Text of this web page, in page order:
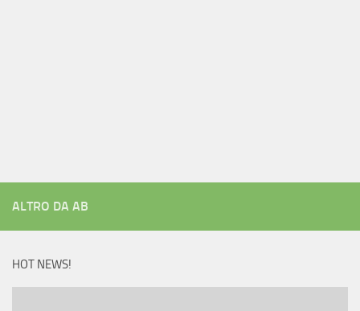
ALTRO DA AB
HOT NEWS!